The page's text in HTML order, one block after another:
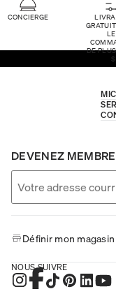
CONCIERGE
DE
$
DEVENEZ
Définir mon magasin
NOUS SUIVRE